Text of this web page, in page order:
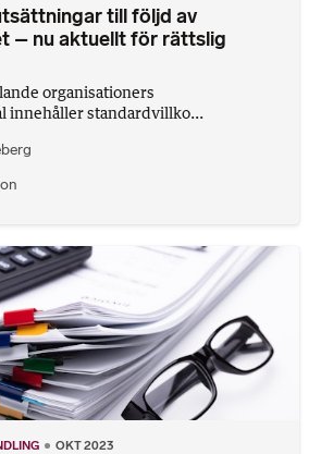
till följd av
– nu aktuellt för rättslig
organisationers
innehåller standardvillko...
OKT 2023